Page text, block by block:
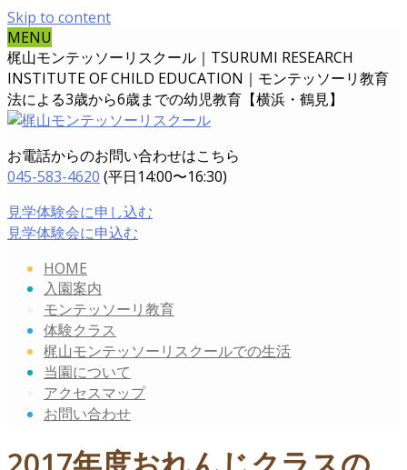
Skip to content
MENU
梶山モンテッソーリスクール｜TSURUMI RESEARCH
INSTITUTE OF CHILD EDUCATION｜ モンテッソーリ教育
法による3歳から6歳までの幼児教育【横浜・鶴見】
お電話からのお問い合わせはこちら
045-583-4620 (平日14:00〜16:30)
見学体験会に申し込む
見学体験会に申込む
HOME
入園案内
モンテッソーリ教育
体験クラス
梶山モンテッソーリスクールでの生活
当園について
アクセスマップ
お問い合わせ